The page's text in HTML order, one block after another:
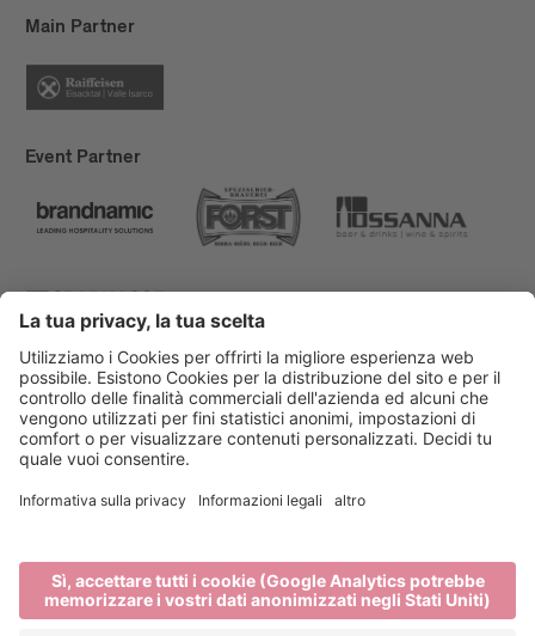
Main Partner
Event Partner
Bressanone Turismo
Privacy
Note legali
Finanziamenti
Mappa del sito
Cookie-Einstellungen